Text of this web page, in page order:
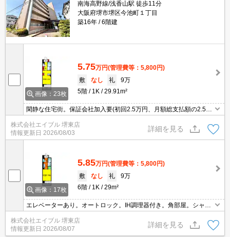
南海高野線/浅香山駅 徒歩11分
大阪府堺市堺区今池町１丁目
築16年
6階建
画像：23枚
5.75万円(管理費等：5,800円)
敷
なし 礼
9万
5階
1K 29.91m²
閑静な住宅街。保証会社加入要(初回2.5万円、月額総支払額の2.5%/
月)。
株式会社エイブル 堺東店
情報更新日 2026/08/03
詳細を見る
画像：17枚
5.85万円(管理費等：5,800円)
敷
なし 礼
9万
6階
1K 29m²
エレベーターあり。オートロック。IH調理器付き。角部屋。シャワ
ー付独立洗面台。NURO光インターネット無料。追焚給湯。浴室換
気乾燥式。システムキッチン。
株式会社エイブル 堺東店
情報更新日 2026/08/07
詳細を見る